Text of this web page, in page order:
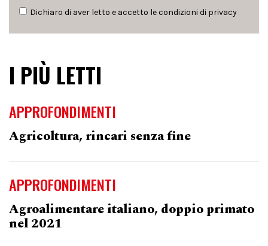
Dichiaro di aver letto e accetto le condizioni di privacy
I PIÙ LETTI
APPROFONDIMENTI
Agricoltura, rincari senza fine
APPROFONDIMENTI
Agroalimentare italiano, doppio primato
nel 2021